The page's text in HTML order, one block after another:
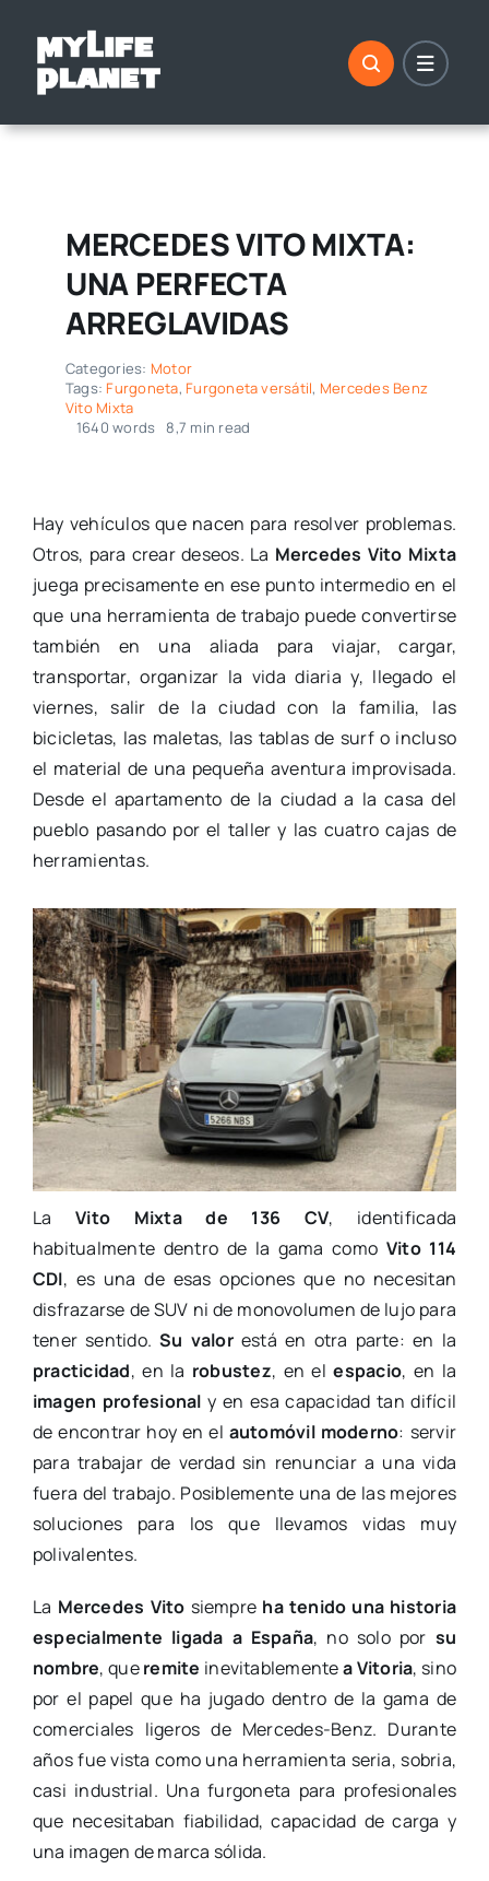
contenido
MERCEDES VITO MIXTA:
UNA PERFECTA
ARREGLAVIDAS
Categories: Motor
Tags: Furgoneta, Furgoneta versátil, Mercedes Benz
Vito Mixta
1640 words 8,7 min read
Hay vehículos que nacen para resolver problemas.
Otros, para crear deseos. La Mercedes Vito Mixta
juega precisamente en ese punto intermedio en el
que una herramienta de trabajo puede convertirse
también en una aliada para viajar, cargar,
transportar, organizar la vida diaria y, llegado el
viernes, salir de la ciudad con la familia, las
bicicletas, las maletas, las tablas de surf o incluso
el material de una pequeña aventura improvisada.
Desde el apartamento de la ciudad a la casa del
pueblo pasando por el taller y las cuatro cajas de
herramientas.
LaVito Mixta de 136 CV, identificada
habitualmente dentro de la gama como Vito 114
CDI, es una de esas opciones que no necesitan
disfrazarse de SUV ni de monovolumen de lujo para
tener sentido.Su valorestá en otra parte: en la
practicidad, en la robustez, en elespacio, en la
imagen profesional y en esa capacidad tan difícil
de encontrar hoy en el automóvil moderno: servir
para trabajar de verdad sin renunciar a una vida
fuera del trabajo. Posiblemente una de las mejores
soluciones para los que llevamos vidas muy
polivalentes.
La Mercedes Vito siempre ha tenido una historia
especialmente ligada a España, no solo por su
nombre, queremite inevitablementea Vitoria, sino
por el papel que ha jugado dentro de la gama de
comerciales ligeros de Mercedes-Benz. Durante
años fue vista como una herramienta seria, sobria,
casi industrial. Una furgoneta para profesionales
que necesitaban fiabilidad, capacidad de carga y
una imagen de marca sólida.